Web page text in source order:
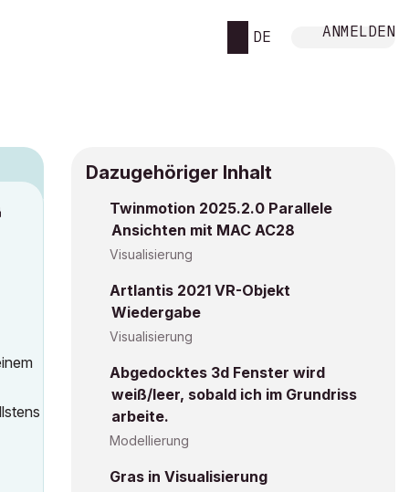
DE ANMELDEN
Dazugehöriger Inhalt
Twinmotion 2025.2.0 Parallele
Ansichten mit MAC AC28
Visualisierung
Artlantis 2021 VR-Objekt
Wiedergabe
Visualisierung
Abgedocktes 3d Fenster wird
weiß/leer, sobald ich im Grundriss
arbeite.
Modellierung
Gras in Visualisierung